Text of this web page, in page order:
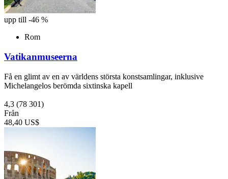
upp till -46 %
Rom
Vatikanmuseerna
Få en glimt av en av världens största konstsamlingar, inklusive
Michelangelos berömda sixtinska kapell
4,3 (78 301)
Från
48,40 US$